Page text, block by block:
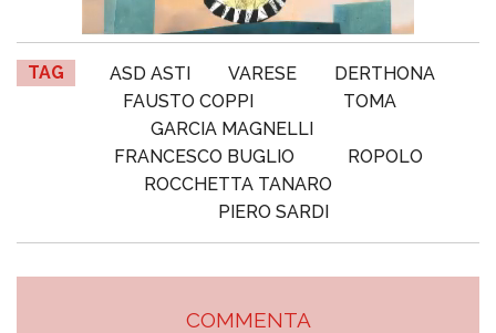
TAG ASD ASTI VARESE
DERTHONA
FAUSTO COPPI
TOMA
GARCIA MAGNELLI
FRANCESCO BUGLIO
ROPOLO
ROCCHETTA TANARO
PIERO SARDI
COMMENTA